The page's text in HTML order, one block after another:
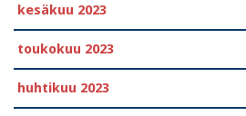
kesäkuu 2023
toukokuu 2023
huhtikuu 2023